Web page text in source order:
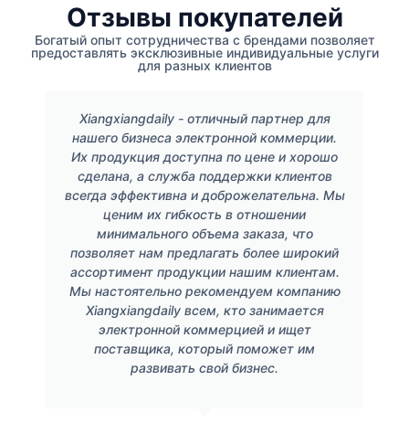
Отзывы покупателей
Богатый опыт сотрудничества с брендами позволяет
предоставлять эксклюзивные индивидуальные услуги
для разных клиентов
Xiangxiangdaily - отличный партнер для
нашего бизнеса электронной коммерции.
Их продукция доступна по цене и хорошо
сделана, а служба поддержки клиентов
всегда эффективна и доброжелательна. Мы
ценим их гибкость в отношении
минимального объема заказа, что
позволяет нам предлагать более широкий
ассортимент продукции нашим клиентам.
Мы настоятельно рекомендуем компанию
Xiangxiangdaily всем, кто занимается
электронной коммерцией и ищет
поставщика, который поможет им
развивать свой бизнес.